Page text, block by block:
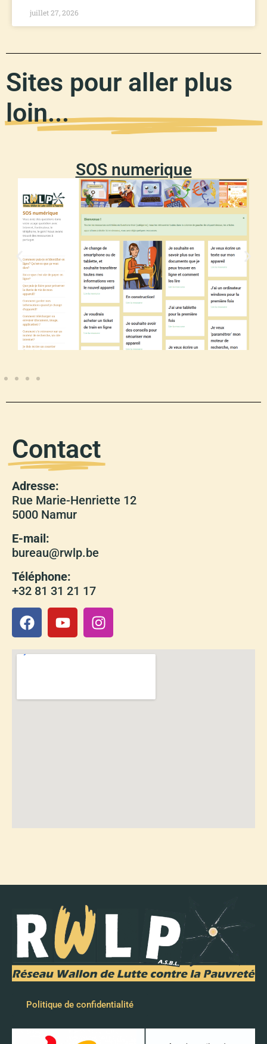
juillet 27, 2026
Sites pour aller plus
loin...
SOS numerique
Contact
Adresse:
Rue Marie-Henriette 12
5000 Namur
E-mail:
bureau@rwlp.be
Téléphone:
+32 81 31 21 17
Politique de confidentialité